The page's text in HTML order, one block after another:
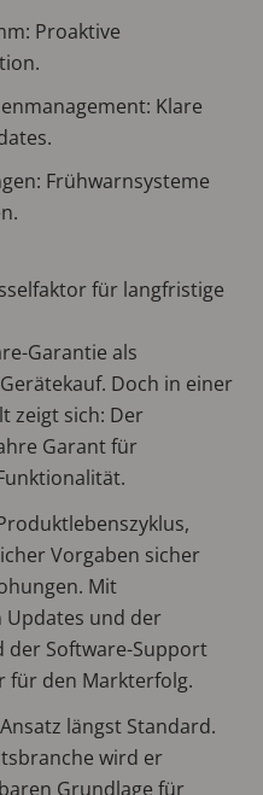
Proaktive
Klare
Frühwarnsysteme
für langfristige
Garantie als
Doch in einer
zeigt sich: Der
Garant für
Vorgaben sicher
Mit
Updates und der
der Software-Support
für den Markterfolg.
längst Standard.
wird er
Grundlage für